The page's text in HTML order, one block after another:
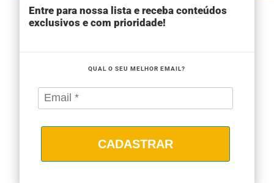
Entre para nossa lista e receba conteúdos
exclusivos e com prioridade!
QUAL O SEU MELHOR EMAIL?
CADASTRAR